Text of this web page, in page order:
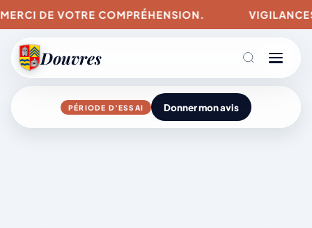
DE VOTRE COMPRÉHENSION. VIGILANCES
Douvres
Agenda
PÉRIODE D’ESSAI Donner mon avis